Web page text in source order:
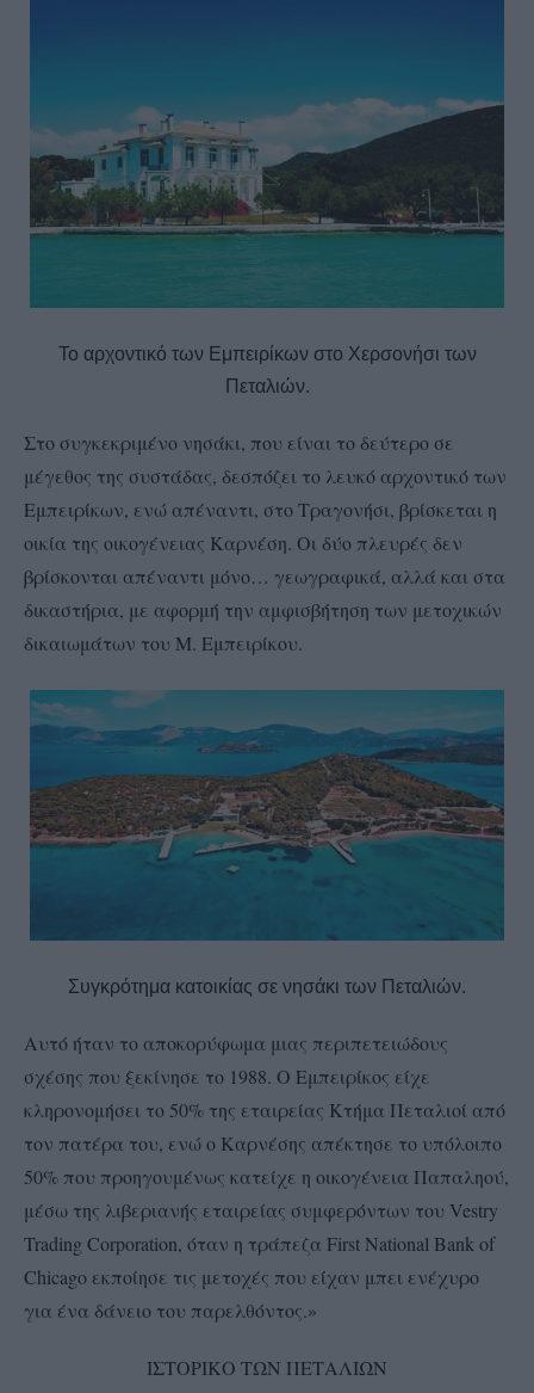
Το αρχοντικό των Εμπειρίκων στο Χερσονήσι των
Πεταλιών.
Στο συγκεκριμένο νησάκι, που είναι το δεύτερο σε
μέγεθος της συστάδας, δεσπόζει το λευκό αρχοντικό των
Eμπειρίκων, ενώ απέναντι, στο Τραγονήσι, βρίσκεται η
οικία της οικογένειας Καρνέση. Οι δύο πλευρές δεν
βρίσκονται απέναντι μόνο… γεωγραφικά, αλλά και στα
δικαστήρια, με αφορμή την αμφισβήτηση των μετοχικών
δικαιωμάτων του Μ. Εμπειρίκου.
Συγκρότημα κατοικίας σε νησάκι των Πεταλιών.
Αυτό ήταν το αποκορύφωμα μιας περιπετειώδους
σχέσης που ξεκίνησε το 1988. Ο Εμπειρίκος είχε
κληρονομήσει το 50% της εταιρείας Κτήμα Πεταλιοί από
τον πατέρα του, ενώ ο Καρνέσης απέκτησε το υπόλοιπο
50% που προηγουμένως κατείχε η οικογένεια Παπαληού,
μέσω της λιβεριανής εταιρείας συμφερόντων του Vestry
Trading Corporation, όταν η τράπεζα First National Bank of
Chicago εκποίησε τις μετοχές που είχαν μπει ενέχυρο
για ένα δάνειο του παρελθόντος.»
ΙΣΤΟΡΙΚΟ ΤΩΝ ΠΕΤΑΛΙΩΝ